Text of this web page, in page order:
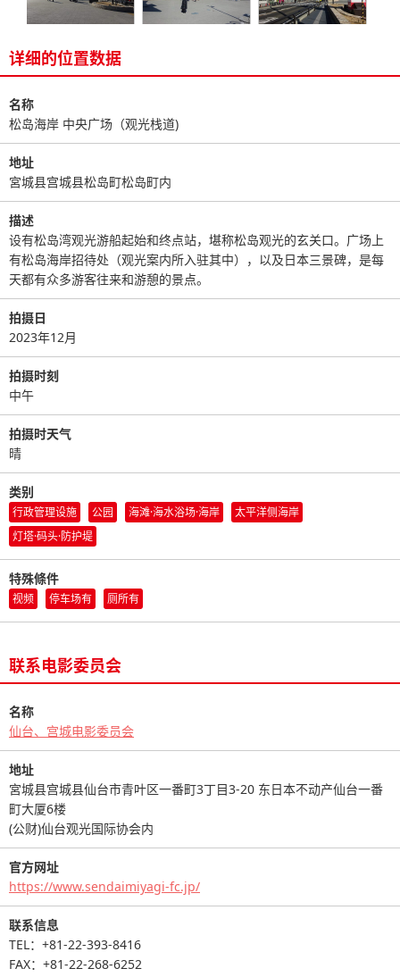
详细的位置数据
名称
松岛海岸 中央广场（观光栈道)
地址
宮城县宫城县松岛町松岛町内
描述
设有松岛湾观光游船起始和终点站，堪称松岛观光的玄关口。广场上
有松岛海岸招待处（观光案内所入驻其中），以及日本三景碑，是每
天都有众多游客往来和游憩的景点。
拍摄日
2023年12月
拍摄时刻
中午
拍摄时天气
晴
类别
行政管理设施 公园 海滩·海水浴场·海岸
太平洋侧海岸
灯塔·码头·防护堤
特殊條件
视频 停车场有 厕所有
联系电影委员会
名称
仙台、宫城电影委员会
地址
宮城县宫城县仙台市青叶区一番町3丁目3-20 东日本不动产仙台一番
町大厦6楼
(公财)仙台观光国际协会内
官方网址
https://www.sendaimiyagi-fc.jp/
联系信息
TEL：+81-22-393-8416
FAX：+81-22-268-6252